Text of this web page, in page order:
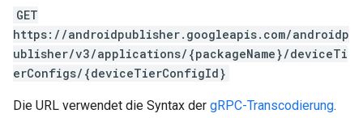
GET
https://androidpublisher.googleapis.com/androidp
ublisher/v3/applications/{packageName}/deviceTi
erConfigs/{deviceTierConfigId}
Die URL verwendet die Syntax der gRPC-Transcodierung.